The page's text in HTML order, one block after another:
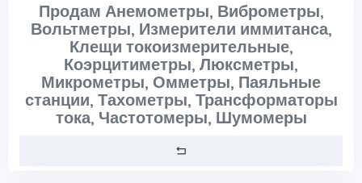
Продам Анемометры, Виброметры,
Вольтметры, Измерители иммитанса,
Клещи токоизмерительные,
Коэрцитиметры, Люксметры,
Микрометры, Омметры, Паяльные
станции, Тахометры, Трансформаторы
тока, Частотомеры, Шумомеры